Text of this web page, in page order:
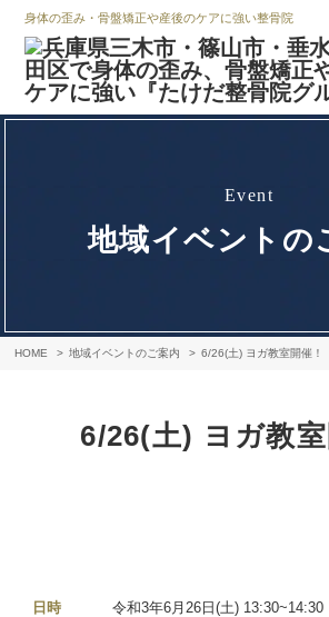
身体の歪み・骨盤矯正や産後のケアに強い整骨院
event
地域イベントの
HOME 地域イベントのご案内 6/26(土) ヨガ教室開催！
6/26(土) ヨガ教室
日時 令和3年6月26日(土) 13:30~14:30